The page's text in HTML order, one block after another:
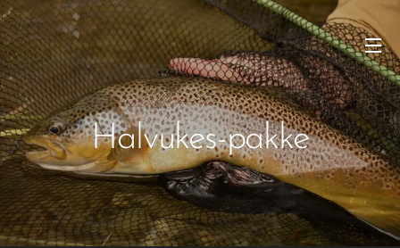
Halvukes-pakke